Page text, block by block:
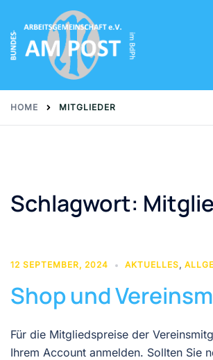
content
HOME MITGLIEDER
Schlagwort:
12 SEPTEMBER, 2024 AKTUELLES,
Shop und
Für die Mitgliedspreise der
Ihrem Account anmelden. Sollten Sie